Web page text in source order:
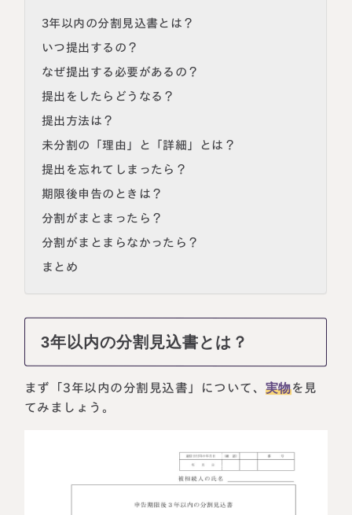
名古屋事務所
450-0002
Access
大宮事務所
Access
3年以内の分割見込書とは？
いつ提出するの？
なぜ提出する必要があるの？
提出をしたらどうなる？
提出方法は？
未分割の「理由」と「詳細」とは？
提出を忘れてしまったら？
期限後申告のときは？
分割がまとまったら？
分割がまとまらなかったら？
まとめ
3年以内の分割見込書とは？
まず「3年以内の分割見込書」について、実物を見
てみましょう。